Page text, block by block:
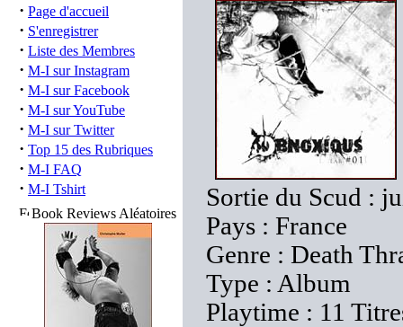
· Page d'accueil
· S'enregistrer
· Liste des Membres
· M-I sur Instagram
· M-I sur Facebook
· M-I sur YouTube
· M-I sur Twitter
· Top 15 des Rubriques
· M-I FAQ
· M-I Tshirt
Book Reviews Aléatoires
Sortie du Scud :
Pays : France
Genre : Death
Type : Album
Playtime : 11